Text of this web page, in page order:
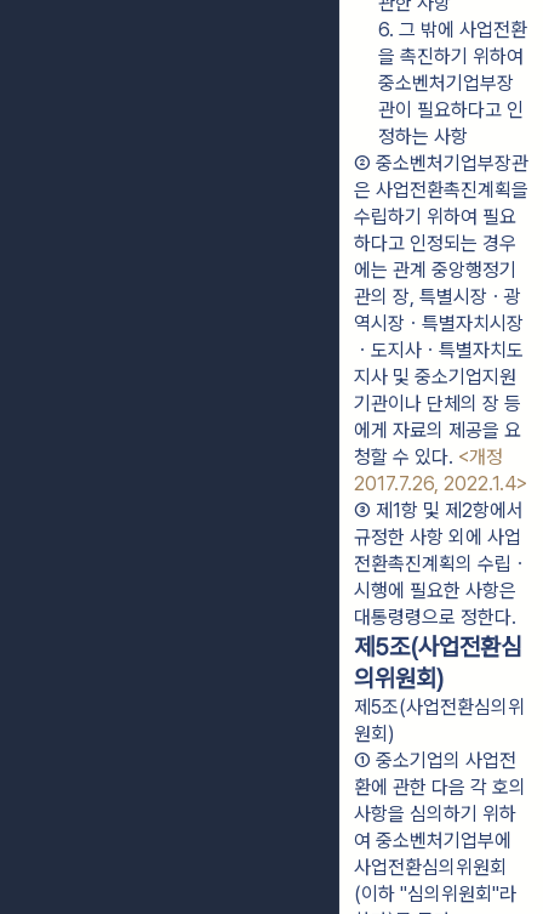
6. 그 밖에 사업전환
을 촉진하기 위하여
중소벤처기업부장
관이 필요하다고 인
정하는 사항
② 중소벤처기업부장관
은 사업전환촉진계획을
수립하기 위하여 필요
하다고 인정되는 경우
에는 관계 중앙행정기
관의 장, 특별시장ㆍ광
역시장ㆍ특별자치시장
ㆍ도지사ㆍ특별자치도
지사 및 중소기업지원
기관이나 단체의 장 등
에게 자료의 제공을 요
청할 수 있다. <개정
2017.7.26, 2022.1.4>
③ 제1항 및 제2항에서
규정한 사항 외에 사업
전환촉진계획의 수립ㆍ
시행에 필요한 사항은
대통령령으로 정한다.
제5조(사업전환심
의위원회)
제5조(사업전환심의위
원회)
① 중소기업의 사업전
환에 관한 다음 각 호의
사항을 심의하기 위하
여 중소벤처기업부에
사업전환심의위원회
(이하 "심의위원회"라